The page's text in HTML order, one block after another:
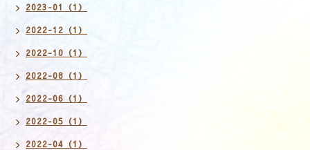
2023-01（1）
2022-12（1）
2022-10（1）
2022-08（1）
2022-06（1）
2022-05（1）
2022-04（1）